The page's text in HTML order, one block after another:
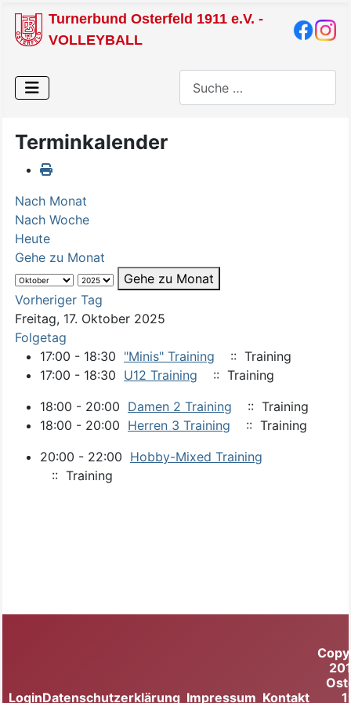
Turnerbund Osterfeld 1911 e.V. -
VOLLEYBALL
Terminkalender
Nach Monat
Nach Woche
Heute
Gehe zu Monat
Gehe zu Monat
Vorheriger Tag
Freitag, 17. Oktober 2025
Folgetag
17:00 - 18:30 "Minis" Training
:: Training
17:00 - 18:30 U12 Training
:: Training
18:00 - 20:00 Damen 2 Training
:: Training
18:00 - 20:00 Herren 3 Training
:: Training
20:00 - 22:00 Hobby-Mixed Training
:: Training
LoginDatenschutzerklärung Impressum Kontakt